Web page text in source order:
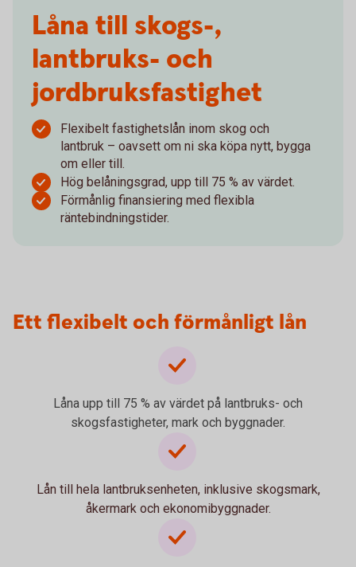
Låna till skogs-,
lantbruks- och
jordbruksfastighet
Flexibelt fastighetslån inom skog och
lantbruk – oavsett om ni ska köpa nytt, bygga
om eller till.
Hög belåningsgrad, upp till 75 % av värdet.
Förmånlig finansiering med flexibla
räntebindningstider.
Ett flexibelt och förmånligt lån
Låna upp till 75 % av värdet på lantbruks- och
skogsfastigheter, mark och byggnader.
Lån till hela lantbruksenheten, inklusive skogsmark,
åkermark och ekonomibyggnader.